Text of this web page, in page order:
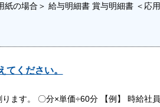
の場合＞ 給与明細書 賞与明細書 ＜応
ください。
ます。 〇分×単価÷60分 【例】 時給社